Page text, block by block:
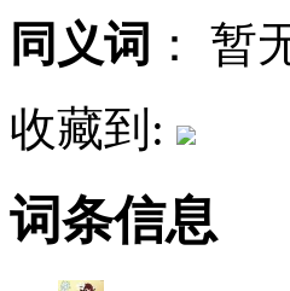
同义词 ： 暂
收藏到:
词条信息